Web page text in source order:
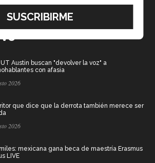
Austin buscan "devolver la voz" a
con afasia
2026
que dice que la derrota también merece ser
2026
mexicana gana beca de maestría Erasmus
LIVE